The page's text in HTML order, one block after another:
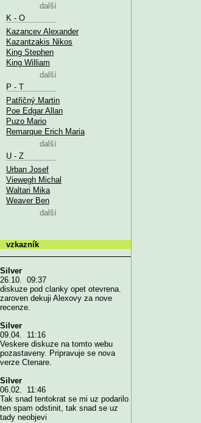
další
K - O
Kazancev Alexander
Kazantzakis Nikos
King Stephen
King William
další
P - T
Patřičný Martin
Poe Edgar Allan
Puzo Mario
Remarque Erich Maria
další
U - Z
Urban Josef
Viewegh Michal
Waltari Mika
Weaver Ben
další
vzkazník
Silver
26.10. 09:37
diskuze pod clanky opet otevrena.
zaroven dekuji Alexovy za nove
recenze.
Silver
09.04. 11:16
Veskere diskuze na tomto webu
pozastaveny. Pripravuje se nova
verze Ctenare.
Silver
06.02. 11:46
Tak snad tentokrat se mi uz podarilo
ten spam odstinit, tak snad se uz
tady neobjevi